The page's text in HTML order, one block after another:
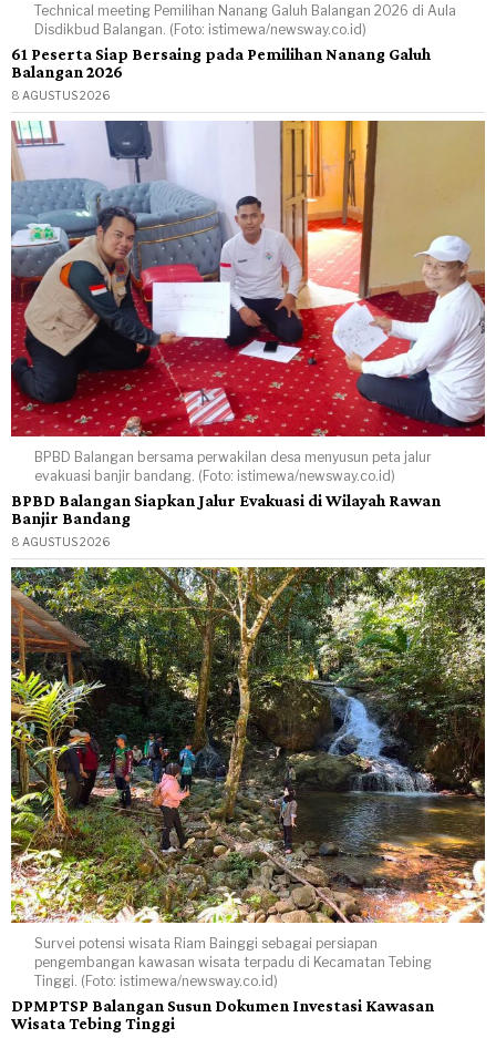
Technical meeting Pemilihan Nanang Galuh Balangan 2026 di Aula
Disdikbud Balangan. (Foto: istimewa/newsway.co.id)
61 Peserta Siap Bersaing pada Pemilihan Nanang Galuh
Balangan 2026
8 AGUSTUS 2026
BPBD Balangan bersama perwakilan desa menyusun peta jalur
evakuasi banjir bandang. (Foto: istimewa/newsway.co.id)
BPBD Balangan Siapkan Jalur Evakuasi di Wilayah Rawan
Banjir Bandang
8 AGUSTUS 2026
Survei potensi wisata Riam Bainggi sebagai persiapan
pengembangan kawasan wisata terpadu di Kecamatan Tebing
Tinggi. (Foto: istimewa/newsway.co.id)
DPMPTSP Balangan Susun Dokumen Investasi Kawasan
Wisata Tebing Tinggi